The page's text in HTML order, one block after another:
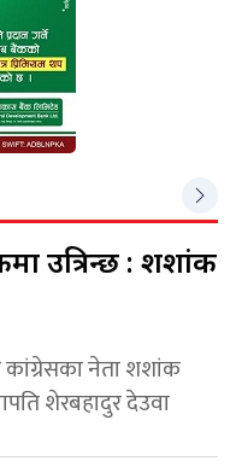
उत्रिन्छ : शशांक
कांग्रेसका नेता शशांक
शेरबहादुर देउवा